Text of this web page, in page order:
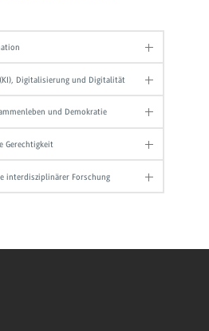
Digitalisierung und Digitalität
und Demokratie
Gerechtigkeit
interdisziplinärer Forschung